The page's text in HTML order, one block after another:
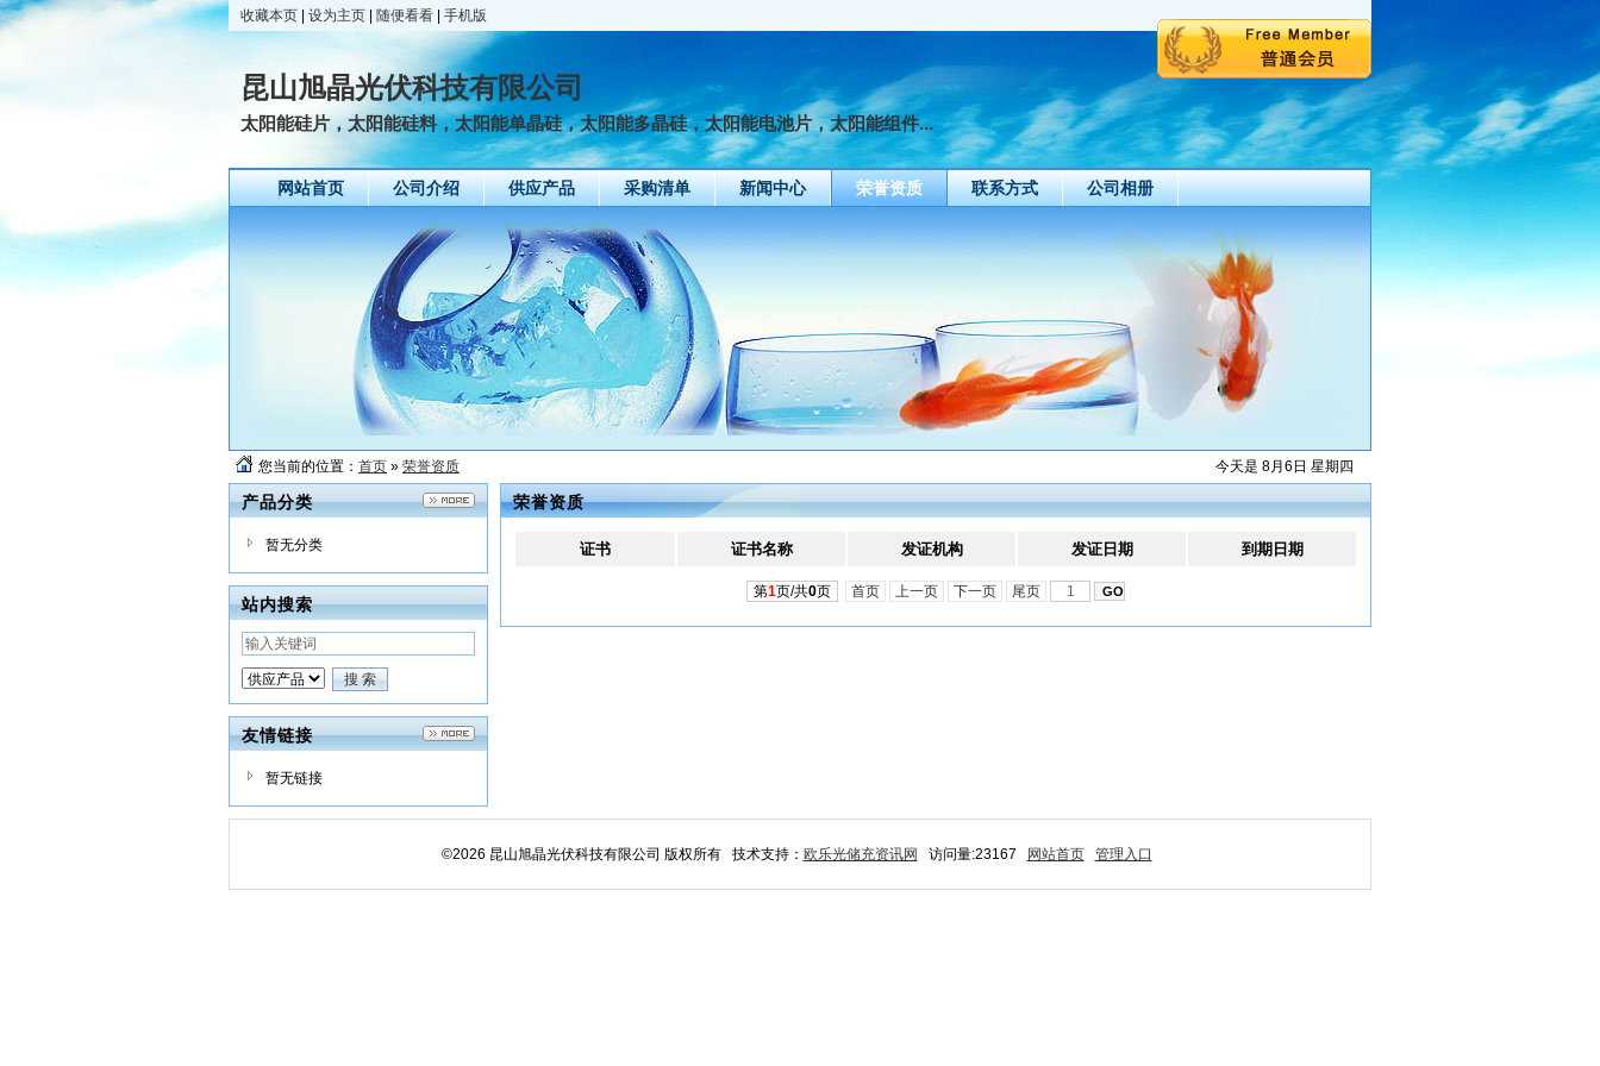
收藏本页 设为主页 随便看看 手机版
昆山旭晶光伏科技有限公司
太阳能硅片，太阳能硅料，太阳能单晶硅，太阳能多晶硅，太阳能电池片，太阳能组件...
网站首页 公司介绍 供应产品 采购清单 新闻中心 荣誉资质 联系方式 公司相册
今天是 8月6日 星期四
您当前的位置： 首页 » 荣誉资质
产品分类
暂无分类
站内搜索
友情链接
暂无链接
荣誉资质
证书 证书名称 发证机构 发证日期 到期日期
第1页/共0页 首页 上一页 下一页 尾页
©2026 昆山旭晶光伏科技有限公司 版权所有 技术支持： 欧乐光储充资讯网 访问量:23167 网站首页 管理入口